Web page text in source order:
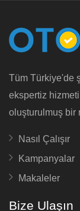
Tüm Türkiye'de
ekspertiz
oluşturulmuş bir
Nasıl Çalışır
Kampanyalar
Makaleler
Bize Ulaşın